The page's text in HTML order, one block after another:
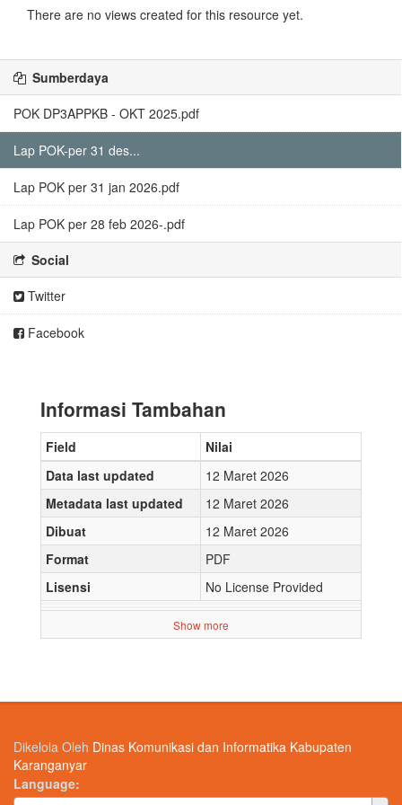
There are no views created for this resource yet.
Sumberdaya
POK DP3APPKB - OKT 2025.pdf
Lap POK-per 31 des...
Lap POK per 31 jan 2026.pdf
Lap POK per 28 feb 2026-.pdf
Social
Twitter
Facebook
Informasi Tambahan
Field
Nilai
Data last updated
12 Maret 2026
Metadata last updated
12 Maret 2026
Dibuat
12 Maret 2026
Format
PDF
Lisensi
No License Provided
Show more
Dikelola Oleh Dinas Komunikasi dan Informatika Kabupaten
Karanganyar
Language